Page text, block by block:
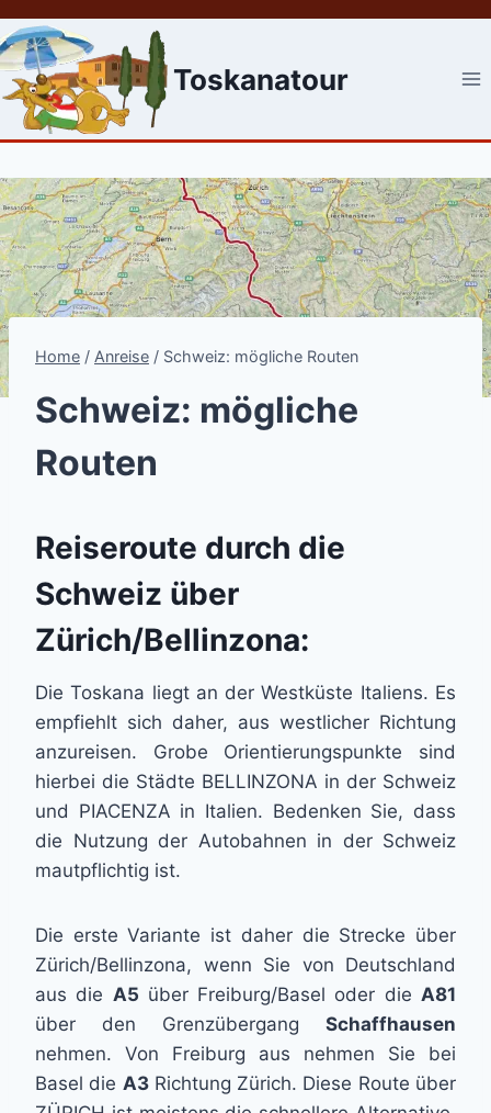
Skip
to
content
Toskanatour
Home / Anreise / Schweiz: mögliche Routen
Schweiz: mögliche
Routen
Reiseroute durch die
Schweiz über
Zürich/Bellinzona:
Die Toskana liegt an der Westküste Italiens. Es
empfiehlt sich daher, aus westlicher Richtung
anzureisen. Grobe Orientierungspunkte sind
hierbei die Städte BELLINZONA in der Schweiz
und PIACENZA in Italien. Bedenken Sie, dass
die Nutzung der Autobahnen in der Schweiz
mautpflichtig ist.
Die erste Variante ist daher die Strecke über
Zürich/Bellinzona, wenn Sie von Deutschland
aus die A5 über Freiburg/Basel oder dieA81
über den Grenzübergang Schaffhausen
nehmen. Von Freiburg aus nehmen Sie bei
Basel die A3Richtung Zürich. Diese Route über